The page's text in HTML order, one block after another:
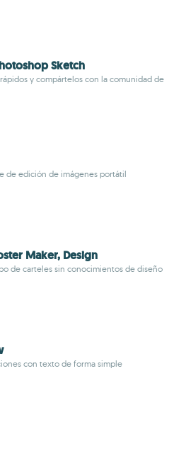
Sketch
y compártelos con la comunidad de
de edición de imágenes portátil
Maker, Design
de carteles sin conocimientos de diseño
con texto de forma simple